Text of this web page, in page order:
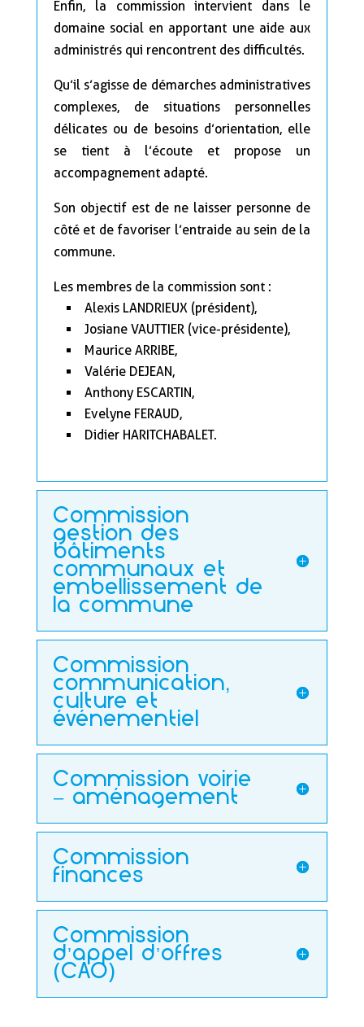
Enfin, la commission intervient dans le
domaine social en apportant une aide aux
administrés qui rencontrent des difficultés.
Qu’il s’agisse de démarches administratives
complexes, de situations personnelles
délicates ou de besoins d’orientation, elle
se tient à l’écoute et propose un
accompagnement adapté.
Son objectif est de ne laisser personne de
côté et de favoriser l’entraide au sein de la
commune.
Les membres de la commission sont :
Alexis LANDRIEUX (président),
Josiane VAUTTIER (vice-présidente),
Maurice ARRIBE,
Valérie DEJEAN,
Anthony ESCARTIN,
Evelyne FERAUD,
Didier HARITCHABALET.
Commission
gestion des
bâtiments
communaux et
embellissement de
la commune
Commission
communication,
culture et
événementiel
Commission voirie
– aménagement
Commission
finances
Commission
d’appel d’offres
(CAO)